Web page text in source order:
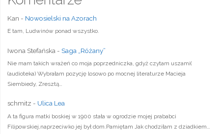
Kan - Nowosielski na Azorach
E tam, Ludwinów ponad wszystko.
Iwona Stefańska - Saga „Różany”
Nie mam takich wrażeń co moja poprzedniczka, gdyż czytam uszami(
(audioteka) Wybrałam pozycję losowo po mocnej literaturze Macieja
Siembiedy, Zresztą…
schmitz - Ulica Lea
A ta figura matki boskiej w 1900 stała w ogrodzie mojej prababci
Filipowskiej,naprzeciwko jej był dom.Pamiętam Jak chodziłam z dziadkiem…